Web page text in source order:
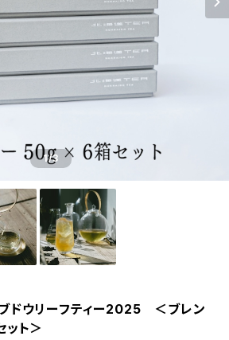
1/3
ドウリーフティー2025 ＜ブレン
ト＞